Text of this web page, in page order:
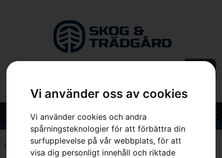
Vi använder oss av cookies
Vi använder cookies och andra
spårningsteknologier för att förbättra din
surfupplevelse på vår webbplats, för att
visa dig personligt innehåll och riktade
Hem 40 N